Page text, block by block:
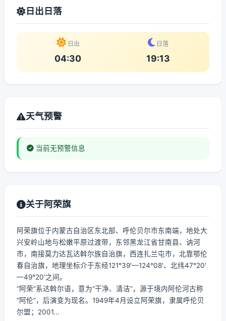
日出日落
日出
04:30
日落
19:13
天气预警
当前无预警信息
关于阿荣旗
阿荣旗位于内蒙古自治区东北部、呼伦贝尔市东南端，地处大
兴安岭山地与松嫩平原过渡带，东邻黑龙江省甘南县、讷河
市，南接莫力达瓦达斡尔族自治旗，西连扎兰屯市，北靠鄂伦
春自治旗，地理坐标介于东经121°39′—124°08′、北纬47°20′
—49°20′之间。
“阿荣”系达斡尔语，意为“干净、清洁”，源于境内阿伦河古称
“阿伦”，后演变为现名。1949年4月设立阿荣旗，隶属呼伦贝
尔盟；2001...